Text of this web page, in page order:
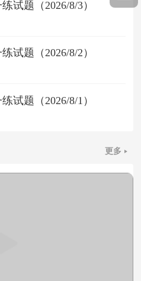
试题（2026/8/3）
试题（2026/8/2）
试题（2026/8/1）
更多